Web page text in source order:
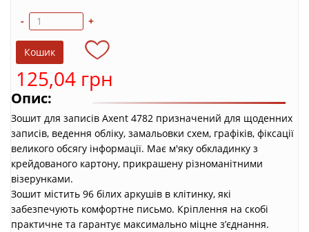
- +
125,04 грн
Опис:
Зошит для записів Axent 4782 призначений для щоденних
записів, ведення обліку, замальовки схем, графіків, фіксації
великого обсягу інформації. Має м'яку обкладинку з
крейдованого картону, прикрашену різноманітними
візерунками.
Зошит містить 96 білих аркушів в клітинку, які
забезпечують комфортне письмо. Кріплення на скобі
практичне та гарантує максимально міцне з’єднання.